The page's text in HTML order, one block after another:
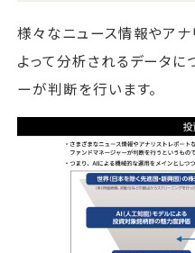
様々なニュース情報やアナ
よって分析されるデータに
ーが判断を行います。